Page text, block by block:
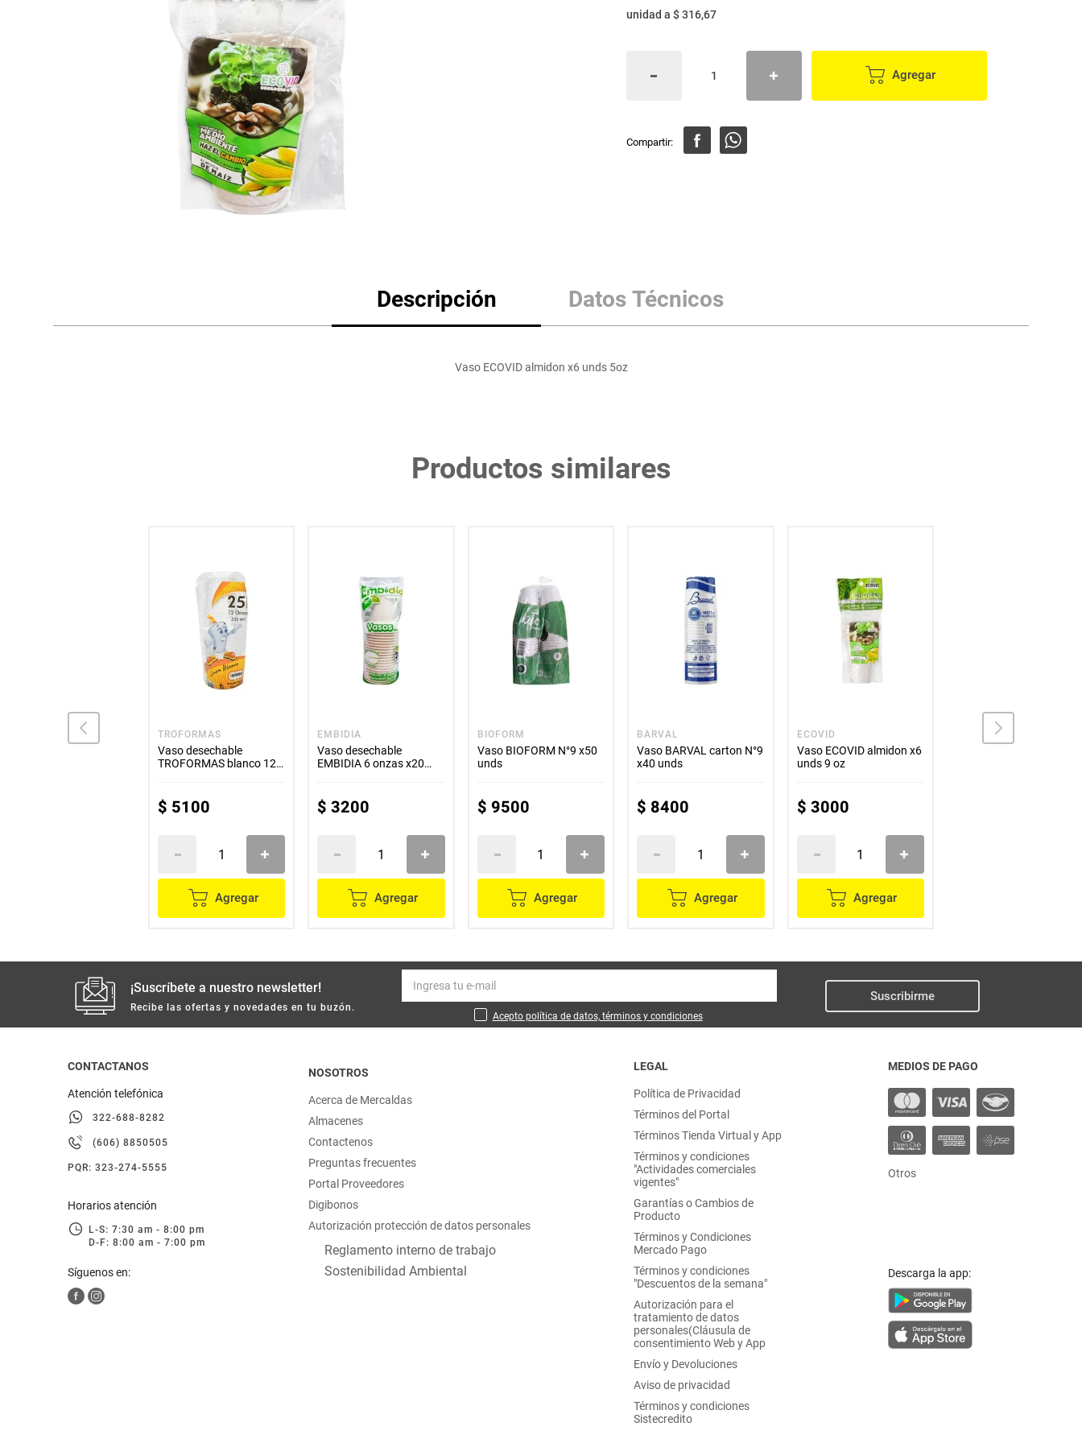
lácteos y refrigerados
otros
unidad a $ 316,67
Agregar
Descripción Datos Técnicos
Vaso ECOVID almidon x6 unds 5oz
Productos similares
TROFORMAS
Vaso desechable
TROFORMAS blanco 12
$ 5100
Agregar
EMBIDIA
Vaso desechable
EMBIDIA 6 onzas x20
$ 3200
Agregar
BIOFORM
Vaso BIOFORM N°9 x50
unds
$ 9500
Agregar
BARVAL
Vaso BARVAL carton N°9
x40 unds
$ 8400
Agregar
ECOVID
Vaso ECOVID almidon x6
unds 9 oz
$ 3000
Agregar
DOMINGO
¡Suscríbete a nuestro newsletter!
Recibe las ofertas y novedades en tu buzón.
Acepto política de datos, términos y condiciones
Suscribirme
CONTACTANOS
Atención telefónica
322-688-8282
(606) 8850505
PQR: 323-274-5555
Horarios atención
L-S: 7:30 am - 8:00 pm
D-F: 8:00 am - 7:00 pm
Síguenos en:
NOSOTROS
Acerca de Mercaldas
Almacenes
Contactenos
Preguntas frecuentes
Portal Proveedores
Digibonos
Autorización protección de datos personales
Reglamento interno de trabajo
Sostenibilidad Ambiental
LEGAL
Política de Privacidad
Términos del Portal
Términos Tienda Virtual y App
Términos y condiciones
"Actividades comerciales
vigentes"
Garantías o Cambios de
Producto
Términos y Condiciones
Mercado Pago
Términos y condiciones
"Descuentos de la semana"
Autorización para el
tratamiento de datos
personales(Cláusula de
consentimiento Web y App
Envío y Devoluciones
Aviso de privacidad
Términos y condiciones
Sistecredito
MEDIOS DE PAGO
Otros
Descarga la app:
Arroz